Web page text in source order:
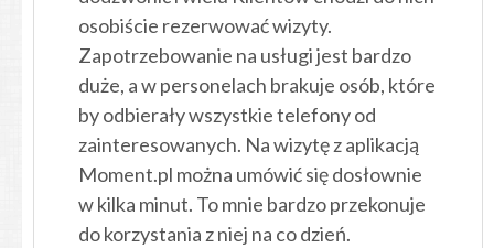
osobiście rezerwować wizyty.
Zapotrzebowanie na usługi jest bardzo
duże, a w personelach brakuje osób, które
by odbierały wszystkie telefony od
zainteresowanych. Na wizytę z aplikacją
Moment.pl można umówić się dosłownie
w kilka minut. To mnie bardzo przekonuje
do korzystania z niej na co dzień.